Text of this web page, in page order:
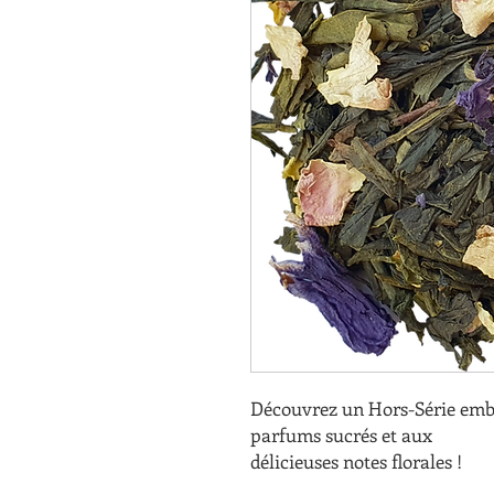
Découvrez un Hors-Série
parfums sucrés et aux
délicieuses notes florales !